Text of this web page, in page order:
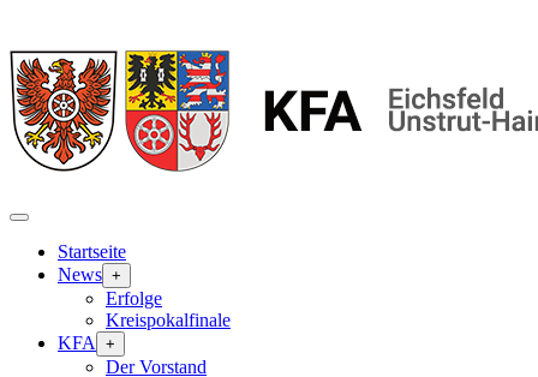
Startseite
News +
Erfolge
Kreispokalfinale
KFA
+
Der Vorstand